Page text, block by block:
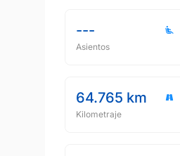
---
Asientos
64.765 km
Kilometraje